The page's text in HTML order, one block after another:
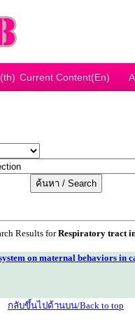
Current Content(En)
Results forRespiratory tract
on maternal behaviors in
กลับขึ้นไปด้านบน/Back to top